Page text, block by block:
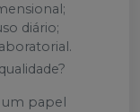
diário;
um papel